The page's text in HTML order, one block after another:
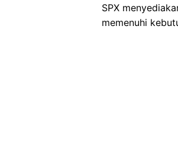
SPX
memenuhi